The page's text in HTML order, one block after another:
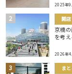
2025年9
開
京橋
を考え
2026年4
ま